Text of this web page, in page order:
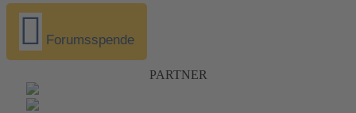
Forumsspende
PARTNER